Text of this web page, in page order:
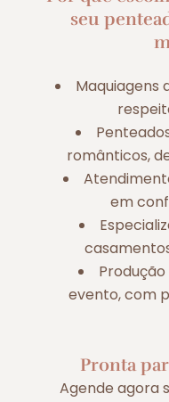
seu
Maquiagens
românticos,
em
evento, com
Pronta
Agende agora